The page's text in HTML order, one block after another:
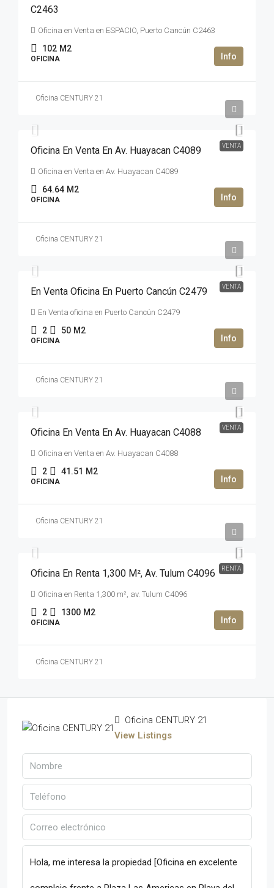
C2463
Oficina en Venta en ESPACIO, Puerto Cancún C2463
102 M2
OFICINA
Oficina CENTURY 21
VENTA
Oficina En Venta En Av. Huayacan C4089
Oficina en Venta en Av. Huayacan C4089
64.64 M2
OFICINA
Oficina CENTURY 21
VENTA
En Venta Oficina En Puerto Cancún C2479
En Venta oficina en Puerto Cancún C2479
2 50 M2
OFICINA
Oficina CENTURY 21
VENTA
Oficina En Venta En Av. Huayacan C4088
Oficina en Venta en Av. Huayacan C4088
2 41.51 M2
OFICINA
Oficina CENTURY 21
RENTA
Oficina En Renta 1,300 M², Av. Tulum C4096
Oficina en Renta 1,300 m², av. Tulum C4096
2 1300 M2
OFICINA
Oficina CENTURY 21
Oficina CENTURY 21
View Listings